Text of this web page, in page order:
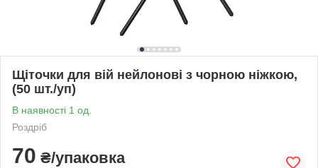
Щіточки для вій нейлонові з чорною ніжкою,
(50 шт./уп)
В наявності 1 од.
Роздріб
70 ₴/упаковка